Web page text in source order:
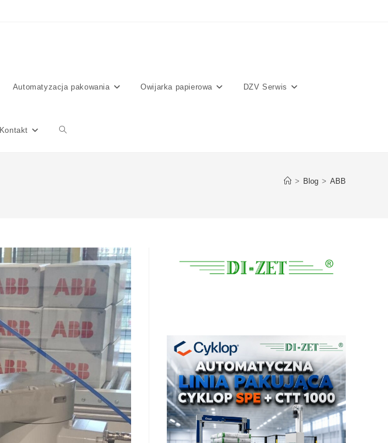
Automatyzacja pakowania Owijarka papierowa DZV Serwis
Kontakt Toggle
> Blog > ABB